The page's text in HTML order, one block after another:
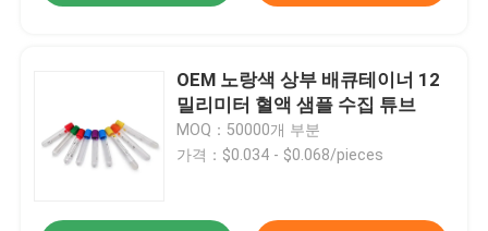
OEM 노랑색 상부 배큐테이너 12
밀리미터 혈액 샘플 수집 튜브
MOQ：50000개 부분
가격：$0.034 - $0.068/pieces